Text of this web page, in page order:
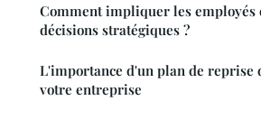
Comment impliquer les employés
décisions stratégiques ?
L'importance d'un plan de reprise
votre entreprise